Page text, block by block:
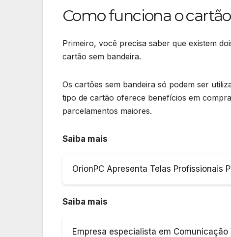
Como funciona o
Primeiro, você precisa saber que existem
cartão sem bandeira.
Os cartões sem bandeira só podem ser
tipo de cartão oferece benefícios em
parcelamentos maiores.
Saiba mais
OrionPC Apresenta Telas Profissionais
Saiba mais
Empresa especialista em